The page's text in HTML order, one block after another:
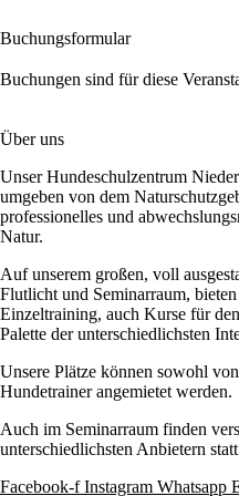
Buchungsformular
Buchungen sind für diese
Über uns
Unser Hundeschulzentrum
umgeben von dem
professionelles und
Natur.
Auf unserem großen, voll
Flutlicht und Seminarraum,
Einzeltraining, auch Kurse für
Palette der unterschiedlichsten
Unsere Plätze können sowohl
Hundetrainer angemietet werden.
Auch im Seminarraum finden
unterschiedlichsten Anbietern
Facebook-f Instagram Whatsapp